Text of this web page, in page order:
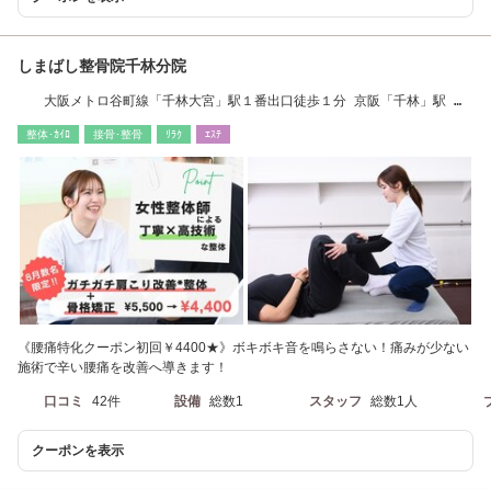
しまばし整骨院千林分院
大阪メトロ谷町線「千林大宮」駅１番出口徒歩１分 京阪「千林」駅 西
整体･ｶｲﾛ 接骨･整骨 ﾘﾗｸ ｴｽﾃ
《腰痛特化クーポン初回￥4400★》ボキボキ音を鳴らさない！痛みが少ない
施術で辛い腰痛を改善へ導きます！
口コミ 42件 設備 総数1 スタッフ 総数1人
クーポンを表示